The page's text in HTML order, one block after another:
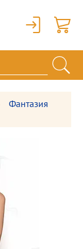
Вход
Фантазия